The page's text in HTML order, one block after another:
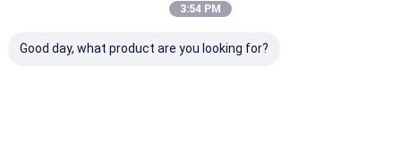
3:54 PM
Good day, what product are you looking for?